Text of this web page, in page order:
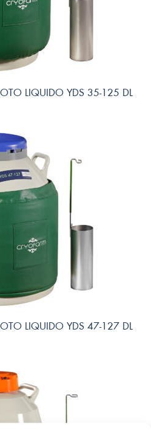
LIQUIDO YDS 35-125 DL
LIQUIDO YDS 47-127 DL